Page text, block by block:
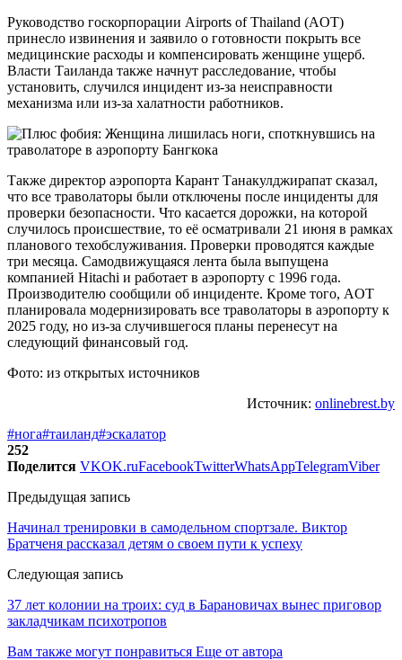
Руководство госкорпорации Airports of Thailand (AOT)
принесло извинения и заявило о готовности покрыть все
медицинские расходы и компенсировать женщине ущерб.
Власти Таиланда также начнут расследование, чтобы
установить, случился инцидент из-за неисправности
механизма или из-за халатности работников.
Также директор аэропорта Карант Танакулджирапат сказал,
что все траволаторы были отключены после инциденты для
проверки безопасности. Что касается дорожки, на которой
случилось происшествие, то её осматривали 21 июня в рамках
планового техобслуживания. Проверки проводятся каждые
три месяца. Самодвижущаяся лента была выпущена
компанией Hitachi и работает в аэропорту с 1996 года.
Производителю сообщили об инциденте. Кроме того, AOT
планировала модернизировать все траволаторы в аэропорту к
2025 году, но из-за случившегося планы перенесут на
следующий финансовый год.
Фото: из открытых источников
Источник: onlinebrest.by
#нога#таиланд#эскалатор
252
Поделится VKOK.ruFacebookTwitterWhatsAppTelegramViber
Предыдущая запись
Начинал тренировки в самодельном спортзале. Виктор
Братченя рассказал детям о своем пути к успеху
Следующая запись
37 лет колонии на троих: суд в Барановичах вынес приговор
закладчикам психотропов
Вам также могут понравиться Еще от автора